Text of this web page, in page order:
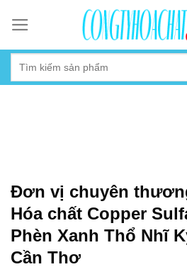
content
Đơn vị chuyên
Hóa chất Copper
Phèn Xanh Thổ Nhĩ
Cần Thơ